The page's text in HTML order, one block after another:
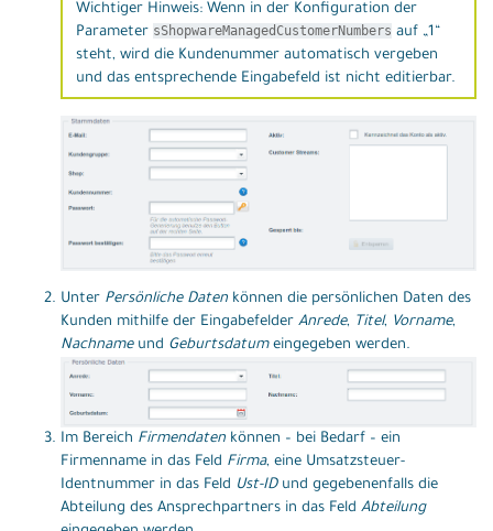
Wichtiger Hinweis: Wenn in der Konfiguration der
Parameter sShopwareManagedCustomerNumbers auf „1“
steht, wird die Kundenummer automatisch vergeben
und das entsprechende Eingabefeld ist nicht editierbar.
Unter Persönliche Daten können die persönlichen Daten des
Kunden mithilfe der Eingabefelder Anrede, Titel, Vorname,
Nachnameund Geburtsdatumeingegeben werden.
Im Bereich Firmendaten können – bei Bedarf – ein
Firmenname in das Feld Firma, eine Umsatzsteuer-
Identnummer in das Feld Ust-IDund gegebenenfalls die
Abteilung des Ansprechpartners in das Feld Abteilung